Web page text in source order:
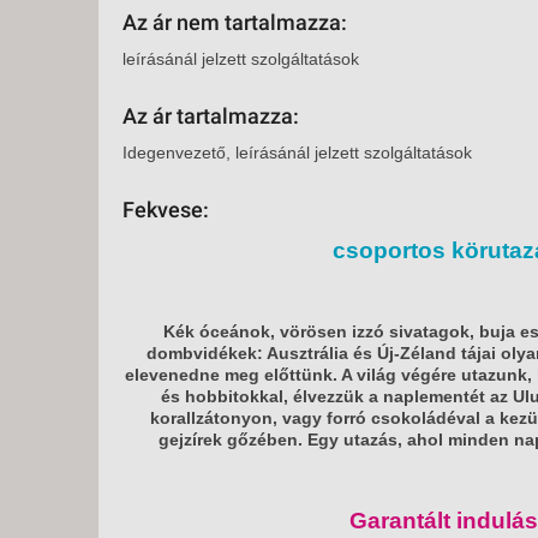
Az ár nem tartalmazza:
leírásánál jelzett szolgáltatások
Az ár tartalmazza:
Idegenvezető, leírásánál jelzett szolgáltatások
Fekvese:
csoportos
Kék óceánok, vörösen izzó sivatagok, buja
dombvidékek: Ausztrália és Új-Zéland tájai
elevenedne meg előttünk. A világ végére
és hobbitokkal, élvezzük a naplementét az
korallzátonyon, vagy forró csokoládéval a
gejzírek gőzében. Egy utazás, ahol minden
Garantált